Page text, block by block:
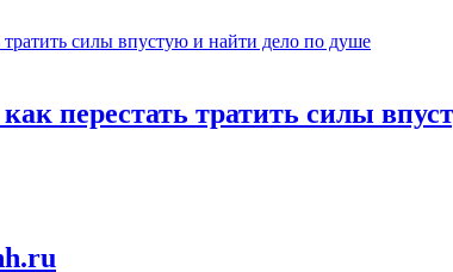
перестать тратить силы